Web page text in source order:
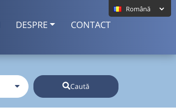
DESPRE CONTACT
Caută